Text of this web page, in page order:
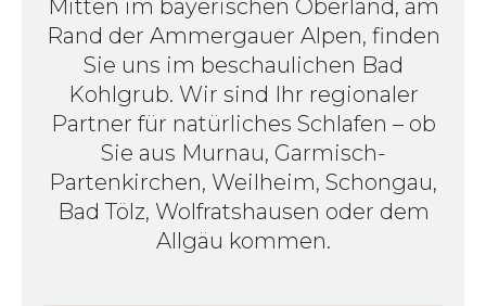
Mitten im bayerischen Oberland, am
Rand der Ammergauer Alpen, finden
Sie uns im beschaulichen Bad
Kohlgrub. Wir sind Ihr regionaler
Partner für natürliches Schlafen – ob
Sie aus Murnau, Garmisch-
Partenkirchen, Weilheim, Schongau,
Bad Tölz, Wolfratshausen oder dem
Allgäu kommen.